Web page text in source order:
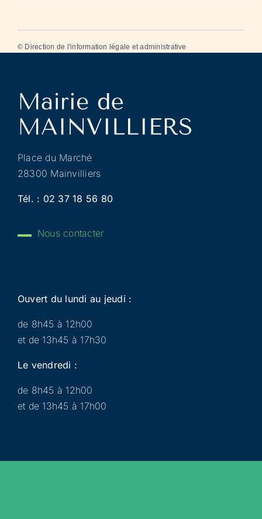
© Direction de l'information légale et administrative
Place du Marché
28300 Mainvilliers
Tél. : 02 37 18 56 80
Nous contacter
Ouvert du lundi au jeudi :
de 8h45 à 12h00
et de 13h45 à 17h30
Le vendredi :
de 8h45 à 12h00
et de 13h45 à 17h00